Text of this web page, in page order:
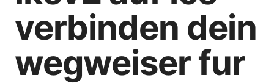
verbinden dein
wegweiser fur